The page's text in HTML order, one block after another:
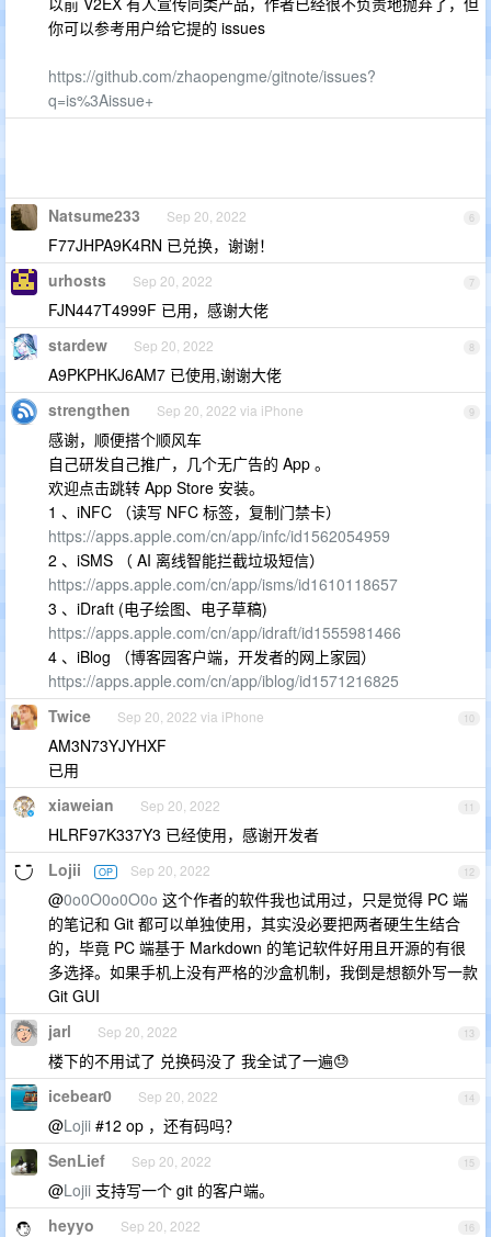
你可以参考用户给它提的 issues
https://github.com/zhaopengme/gitnote/issues?
q=is%3Aissue+
6
Natsume233 Sep 20, 2022
F77JHPA9K4RN 已兑换，谢谢！
7
urhosts Sep 20, 2022
FJN447T4999F 已用，感谢大佬
8
stardew Sep 20, 2022
A9PKPHKJ6AM7 已使用,谢谢大佬
9
strengthen Sep 20, 2022 via iPhone
感谢，顺便搭个顺风车
自己研发自己推广，几个无广告的 App 。
欢迎点击跳转 App Store 安装。
1 、iNFC （读写 NFC 标签，复制门禁卡）
https://apps.apple.com/cn/app/infc/id1562054959
2 、iSMS （ AI 离线智能拦截垃圾短信）
https://apps.apple.com/cn/app/isms/id1610118657
3 、iDraft (电子绘图、电子草稿)
https://apps.apple.com/cn/app/idraft/id1555981466
4 、iBlog （博客园客户端，开发者的网上家园）
https://apps.apple.com/cn/app/iblog/id1571216825
10
Twice Sep 20, 2022 via iPhone
AM3N73YJYHXF
已用
11
xiaweian Sep 20, 2022
HLRF97K337Y3 已经使用，感谢开发者
12
Lojii OP Sep 20, 2022
@0o0O0o0O0o 这个作者的软件我也试用过，只是觉得 PC 端
的笔记和 Git 都可以单独使用，其实没必要把两者硬生生结合
的，毕竟 PC 端基于 Markdown 的笔记软件好用且开源的有很
多选择。如果手机上没有严格的沙盒机制，我倒是想额外写一款
Git GUI
13
jarl Sep 20, 2022
楼下的不用试了 兑换码没了 我全试了一遍😓
14
icebear0 Sep 20, 2022
@Lojii #12 op ，还有码吗？
15
SenLief Sep 20, 2022
@Lojii 支持写一个 git 的客户端。
16
heyyo Sep 20, 2022